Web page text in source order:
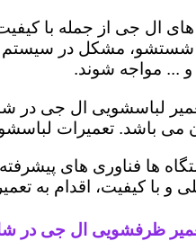
ال جی از جمله با
شستشو، مشکل در
... مواجه شوند.
لباسشویی ال جی در
می باشد. تعمیرات
ها فناوری های
و با کیفیت، اقدام به
ظرفشویی ال جی در